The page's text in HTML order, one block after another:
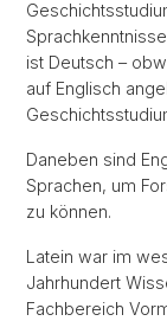
ist Deutsch –
auf Englisch
Daneben sind
Sprachen, um
zu können.
Latein war im
Jahrhundert
Fachbereich